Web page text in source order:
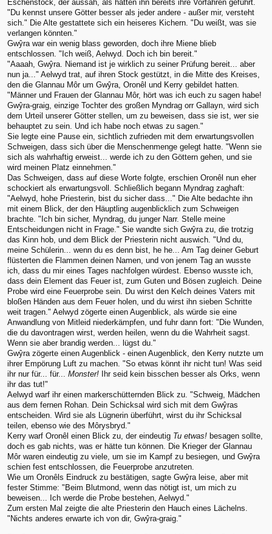
Eschenstock, der aussah, als hätten ihn bereits ihre Vorfahren geführt.
"Du kennst unsere Götter besser als jeder andere - außer mir, versteht
sich." Die Alte gestattete sich ein heiseres Kichern. "Du weißt, was sie
verlangen könnten."
Gwŷra war ein wenig blass geworden, doch ihre Miene blieb
entschlossen. "Ich weiß, Aelwyd. Doch ich bin bereit."
"Aaaah, Gwŷra. Niemand ist je wirklich zu seiner Prüfung bereit... aber
nun ja..." Aelwyd trat, auf ihren Stock gestützt, in die Mitte des Kreises,
den die Glannau Môr um Gwŷra, Oronêl und Kerry gebildet hatten.
"Männer und Frauen der Glannau Môr, hört was ich euch zu sagen habe!
Gwŷra-graig, einzige Tochter des großen Myndrag orr Gallayn, wird sich
dem Urteil unserer Götter stellen, um zu beweisen, dass sie ist, wer sie
behauptet zu sein. Und ich habe noch etwas zu sagen."
Sie legte eine Pause ein, sichtlich zufrieden mit dem erwartungsvollen
Schweigen, dass sich über die Menschenmenge gelegt hatte. "Wenn sie
sich als wahrhaftig erweist... werde ich zu den Göttern gehen, und sie
wird meinen Platz einnehmen."
Das Schweigen, dass auf diese Worte folgte, erschien Oronêl nun eher
schockiert als erwartungsvoll. Schließlich begann Myndrag zaghaft:
"Aelwyd, hohe Priesterin, bist du sicher dass..." Die Alte bedachte ihn
mit einem Blick, der den Häuptling augenblicklich zum Schweigen
brachte. "Ich bin sicher, Myndrag, du junger Narr. Stelle meine
Entscheidungen nicht in Frage." Sie wandte sich Gwŷra zu, die trotzig
das Kinn hob, und dem Blick der Priesterin nicht auswich. "Und du,
meine Schülerin... wenn du es denn bist, he he... Am Tag deiner Geburt
flüsterten die Flammen deinen Namen, und von jenem Tag an wusste
ich, dass du mir eines Tages nachfolgen würdest. Ebenso wusste ich,
dass dein Element das Feuer ist, zum Guten und Bösen zugleich. Deine
Probe wird eine Feuerprobe sein. Du wirst den Kelch deines Vaters mit
bloßen Händen aus dem Feuer holen, und du wirst ihn sieben Schritte
weit tragen." Aelwyd zögerte einen Augenblick, als würde sie eine
Anwandlung von Mitleid niederkämpfen, und fuhr dann fort: "Die Wunden,
die du davontragen wirst, werden heilen, wenn du die Wahrheit sagst.
Wenn sie aber brandig werden... lügst du."
Gwŷra zögerte einen Augenblick - einen Augenblick, den Kerry nutzte um
ihrer Empörung Luft zu machen. "So etwas könnt ihr nicht tun! Was seid
ihr nur für... für... Monster! Ihr seid kein bisschen besser als Orks, wenn
ihr das tut!"
Aelwyd warf ihr einen markerschütternden Blick zu. "Schweig, Mädchen
aus dem fernen Rohan. Dein Schicksal wird sich mit dem Gwŷras
entscheiden. Wird sie als Lügnerin überführt, wirst du ihr Schicksal
teilen, ebenso wie des Môrysbryd."
Kerry warf Oronêl einen Blick zu, der eindeutig Tu etwas! besagen sollte,
doch es gab nichts, was er hätte tun können. Die Krieger der Glannau
Môr waren eindeutig zu viele, um sie im Kampf zu besiegen, und Gwŷra
schien fest entschlossen, die Feuerprobe anzutreten.
Wie um Oronêls Eindruck zu bestätigen, sagte Gwŷra leise, aber mit
fester Stimme: "Beim Blutmond, wenn das nötigt ist, um mich zu
beweisen... Ich werde die Probe bestehen, Aelwyd."
Zum ersten Mal zeigte die alte Priesterin den Hauch eines Lächelns.
"Nichts anderes erwarte ich von dir, Gwŷra-graig."